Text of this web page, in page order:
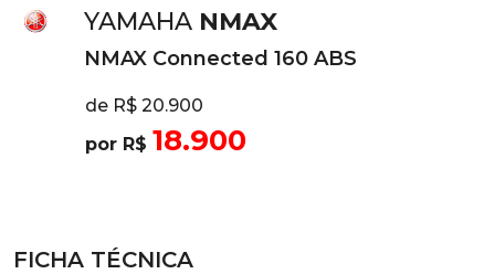
YAMAHA NMAX
NMAX Connected 160 ABS
de R$ 20.900
por R$ 18.900
FICHA TÉCNICA